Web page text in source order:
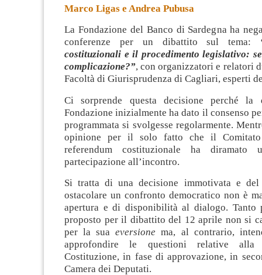
Marco Ligas e Andrea Pubusa
La Fondazione del Banco di Sardegna ha
conferenze per un dibattito sul tema:
costituzionali e il procedimento legislativo:
complicazione?”, con organizzatori e relatori
Facoltà di Giurisprudenza di Cagliari, esperti
Ci sorprende questa decisione perché la
Fondazione inizialmente ha dato il consenso
programmata si svolgesse regolarmente.
opinione per il solo fatto che il
referendum costituzionale ha
partecipazione all’incontro.
Si tratta di una decisione immotivata e
ostacolare un confronto democratico non è
apertura e di disponibilità al dialogo. Tanto
proposto per il dibattito del 12 aprile non si
per la suaeversione ma, al contrario,
approfondire le questioni relative alla
Costituzione, in fase di approvazione, in
Camera dei Deputati.